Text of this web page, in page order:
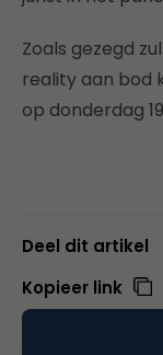
Zoals gezegd
reality aan bod
op donderdag
Deel dit artikel
Kopieer link